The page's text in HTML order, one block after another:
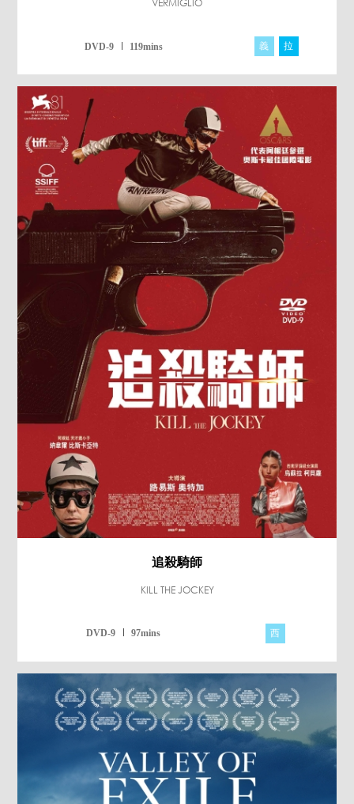
VERMIGLIO
DVD-9 119mins 義 拉
追殺騎師
KILL THE JOCKEY
DVD-9 97mins 西